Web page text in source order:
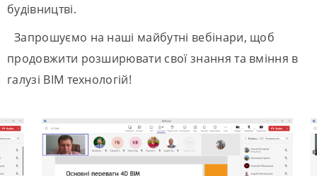
будівництві.
Запрошуємо на наші майбутні вебінари, щоб
продовжити розширювати свої знання та вміння в
галузі BIM технологій!